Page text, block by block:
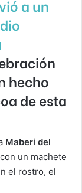
a un
hecho
de esta
Maberi del
un machete
el rostro, el